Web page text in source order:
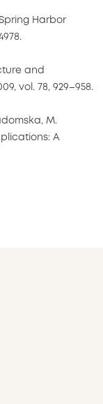
Harbor
and
vol. 78, 929–958.
M.
A